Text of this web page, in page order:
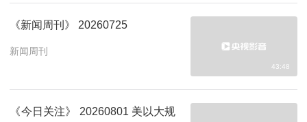
《新闻周刊》 20260725
新闻周刊
43:48
《今日关注》 20260801 美以大规